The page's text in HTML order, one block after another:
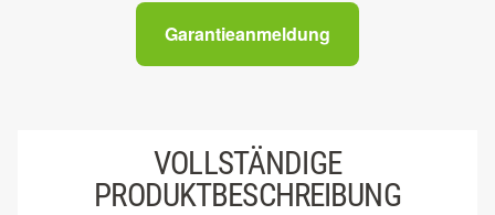
Garantieanmeldung
VOLLSTÄNDIGE
PRODUKTBESCHREIBUNG